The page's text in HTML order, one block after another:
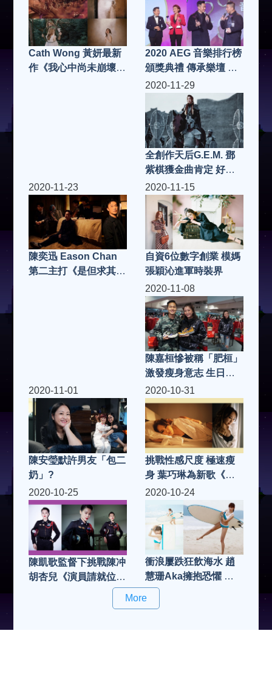
Cath Wong 黃妍最新
作《我心中尚未崩壞的
2020 AEG 音樂排行榜
頒獎典禮 傳承樂壇 嘉
許歌手音樂人
2020-11-29
全創作天后G.E.M. 鄧
紫棋獲金曲肯定 好歌
再一波 氣勢磅礡新單
曲〈萬國覺醒〉上架
2020-11-23
陳奕迅 Eason Chan
第二主打《是但求其
2020-11-15
自資6位數字創業 模媽
張穎沁進軍時裝界
2020-11-08
陳嘉桓慘被稱「肥桓」
激發瘦身意志 生日與
家人過
2020-11-01
陳安瑩默許男友「包二
奶」?
2020-10-31
挑戰性感尺度 極速瘦
身 葉巧琳為新歌《二
人份》MV 入行以來最
性感演出
2020-10-25
陳凱歌監督下挑戰陳冲
胡杏兒《演員請就位
2020-10-24
衝浪屢跌狂飲海水 趙
慧珊Aka擁抱恐懼 人
前晒小三角
More